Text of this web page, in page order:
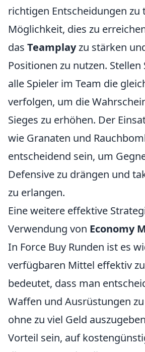
richtigen Entscheidungen zu
Möglichkeit, dies zu
das Teamplayzu stärken
Positionen zu nutzen. Stellen
alle Spieler im Team die
verfolgen, um die
Sieges zu erhöhen. Der
wie Granaten und
entscheidend sein, um
Defensive zu drängen und
zu erlangen.
Eine weitere effektive
Verwendung von Economy
In Force Buy Runden ist es
verfügbaren Mittel effektiv
bedeutet, dass man
Waffen und Ausrüstungen
ohne zu viel Geld
Vorteil sein, auf